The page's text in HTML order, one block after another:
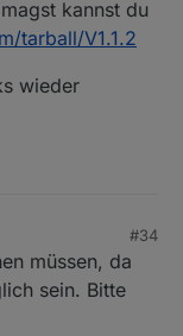
kannst du
tarball/V1.1.2
wieder
#34
müssen, da
sein. Bitte